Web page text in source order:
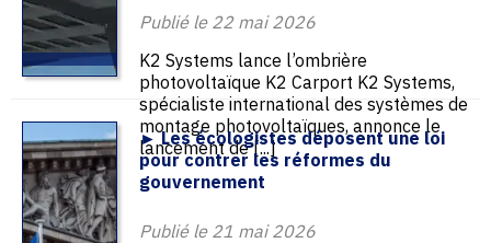
Publié le 22 mai 2026
K2 Systems lance l’ombrière
photovoltaïque K2 Carport K2 Systems,
spécialiste international des systèmes de
montage photovoltaïques, annonce le
lancement de [...]
► Les écologistes déposent une loi
pour contrer les réformes du
gouvernement
Publié le 21 mai 2026